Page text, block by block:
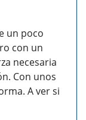
un poco
con un
necesaria
Con unos
A ver si